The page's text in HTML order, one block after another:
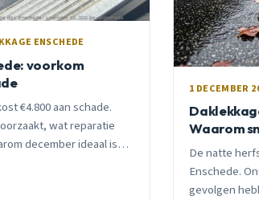
ENSCHEDE
voorkom
€4.800 aan schade.
wat reparatie
december ideaal is
1 DECEMBER
Waarom
De natte
Enschede.
gevolgen